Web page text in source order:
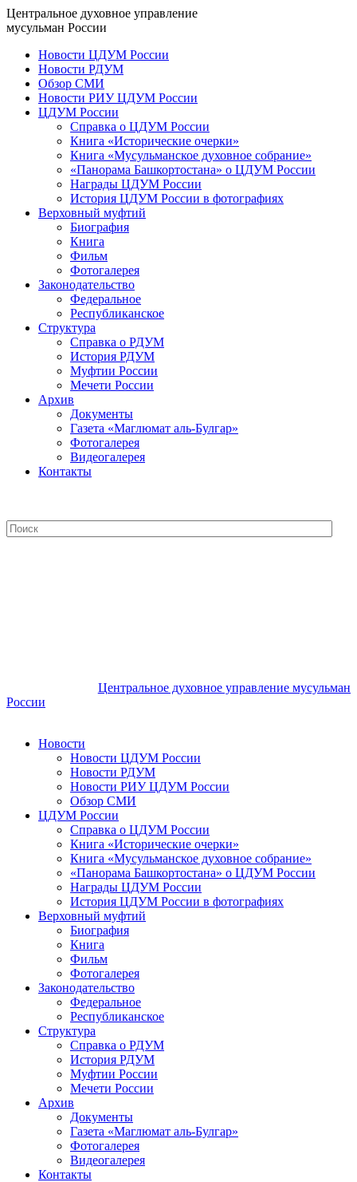
Центральное духовное управление
мусульман России
Новости ЦДУМ России
Новости РДУМ
Обзор СМИ
Новости РИУ ЦДУМ России
ЦДУМ России
Справка о ЦДУМ России
Книга «Исторические очерки»
Книга «Мусульманское духовное собрание»
«Панорама Башкортостана» о ЦДУМ России
Награды ЦДУМ России
История ЦДУМ России в фотографиях
Верховный муфтий
Биография
Книга
Фильм
Фотогалерея
Законодательство
Федеральное
Республиканское
Структура
Справка о РДУМ
История РДУМ
Муфтии России
Мечети России
Архив
Документы
Газета «Маглюмат аль-Булгар»
Фотогалерея
Видеогалерея
Контакты
Центральное духовное управление мусульман
России
Новости
Новости ЦДУМ России
Новости РДУМ
Новости РИУ ЦДУМ России
Обзор СМИ
ЦДУМ России
Справка о ЦДУМ России
Книга «Исторические очерки»
Книга «Мусульманское духовное собрание»
«Панорама Башкортостана» о ЦДУМ России
Награды ЦДУМ России
История ЦДУМ России в фотографиях
Верховный муфтий
Биография
Книга
Фильм
Фотогалерея
Законодательство
Федеральное
Республиканское
Структура
Справка о РДУМ
История РДУМ
Муфтии России
Мечети России
Архив
Документы
Газета «Маглюмат аль-Булгар»
Фотогалерея
Видеогалерея
Контакты